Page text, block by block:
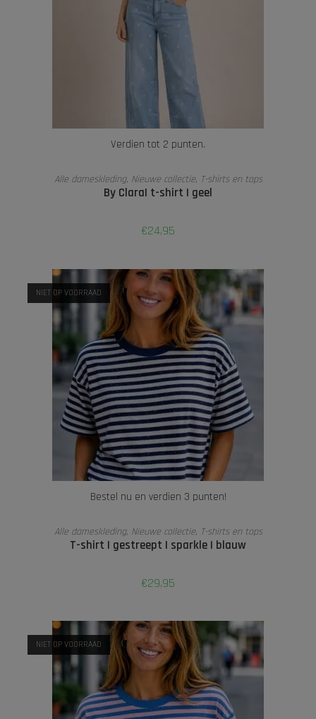
Verdien tot 2 punten.
OPTIES SELECTEREN
Alle dameskleding, Nieuwe collectie, T-shirts en tops
By Clara| t-shirt | geel
€24,95
NIET OP VOORRAAD
Bestel nu en verdien 3 punten!
LEES VERDER
Alle dameskleding, Nieuwe collectie, T-shirts en tops
T-shirt | gestreept | sparkle | blauw
€29,95
NIET OP VOORRAAD